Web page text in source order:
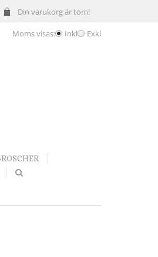
Din varukorg är tom!
Moms visas: Inkl Exkl